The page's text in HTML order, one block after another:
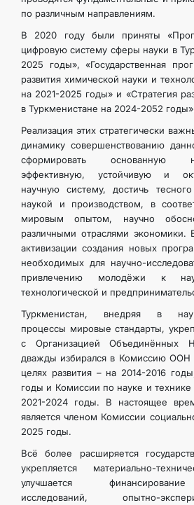
по различным направлениям.
В 2020 году были приняты
цифровую систему сферы науки в
2025 годы», «Государственная
развития химической науки и
на 2021-2025 годы» и «Стратегия
в Туркменистане на 2024-2052
Реализация этих стратегически
динамику совершенствованию
сформировать основанную
эффективную, устойчивую и
научную систему, достичь
наукой и производством, в
мировым опытом, научно
различными отраслями экономики.
активизации создания новых
необходимых для научно-
привлечению молодёжи к
технологической и
Туркменистан, внедряя в
процессы мировые стандарты,
с Организацией Объединённых
дважды избирался в Комиссию ООН
целях развития – на 2014-2016
годы и Комиссии по науке и технике
2021-2024 годы. В настоящее
является членом Комиссии
2025 годы.
Всё более расширяется
укрепляется материально-
улучшается
исследований, опытно-